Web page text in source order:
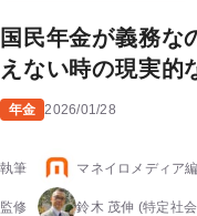
国民年金が義務な
えない時の現実的
年金 2026/01/28
執筆 マネイロメディア
監修 鈴木 茂伸 (特定社